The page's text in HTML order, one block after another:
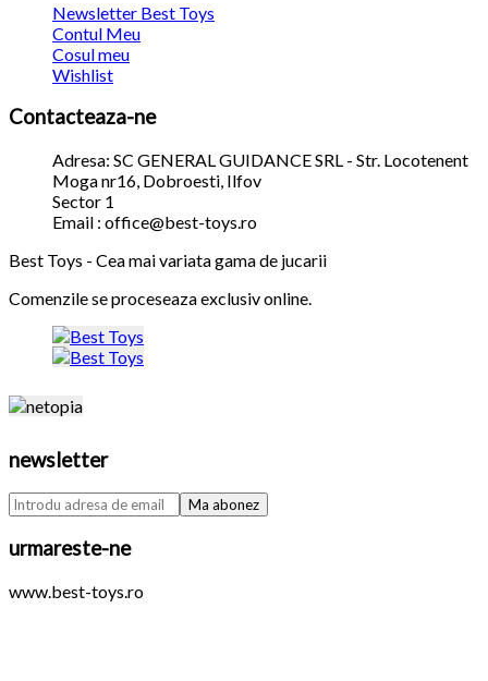
Newsletter Best Toys
Contul Meu
Cosul meu
Wishlist
Contacteaza-ne
Adresa: SC GENERAL GUIDANCE SRL - Str. Locotenent
Moga nr16, Dobroesti, Ilfov
Sector 1
Email : office@best-toys.ro
Best Toys - Cea mai variata gama de jucarii
Comenzile se proceseaza exclusiv online.
newsletter
urmareste-ne
www.best-toys.ro